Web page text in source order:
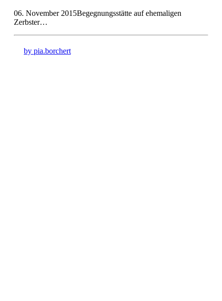
06. November 2015Begegnungsstätte auf ehemaligen
Zerbster…
by pia.borchert